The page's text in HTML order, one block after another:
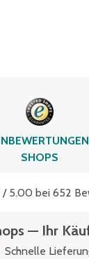
SHOPS
/ 5.00 bei 652
— Ihr
Schnelle